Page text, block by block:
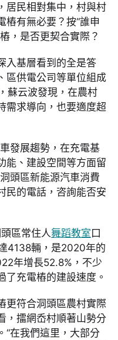
居民相對集中，村與村
樁有無必要？按“誰申
，是否更契合實際？
入基層看到的全是答
區供電公司等單位組成
蘇云波發現，在農村
需求導向，也要適度超
發展趨勢，在充電基
能、建設空間等方面留
頭區新能源汽車消費
民的電話，咨詢能否安
區常住人舞蹈教室口
4138輛，是2020年的
年增長52.8%，不少
了充電樁的建設速度。
更符合洞頭區農村實際
，擂網岙村順著山勢分
“在我們這里，大部分